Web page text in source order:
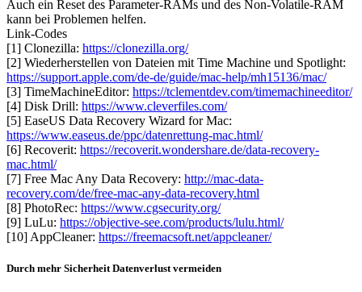
Auch ein Reset des Parameter-RAMs und des Non-Volatile-RAM
kann bei Problemen helfen.
Link-Codes
[1] Clonezilla: https://clonezilla.org/
[2] Wiederherstellen von Dateien mit Time Machine und Spotlight:
https://support.apple.com/de-de/guide/mac-help/mh15136/mac/
[3] TimeMachineEditor: https://tclementdev.com/timemachineeditor/
[4] Disk Drill: https://www.cleverfiles.com/
[5] EaseUS Data Recovery Wizard for Mac:
https://www.easeus.de/ppc/datenrettung-mac.html/
[6] Recoverit: https://recoverit.wondershare.de/data-recovery-
mac.html/
[7] Free Mac Any Data Recovery: http://mac-data-
recovery.com/de/free-mac-any-data-recovery.html
[8] PhotoRec: https://www.cgsecurity.org/
[9] LuLu: https://objective-see.com/products/lulu.html/
[10] AppCleaner: https://freemacsoft.net/appcleaner/
Durch mehr Sicherheit Datenverlust vermeiden